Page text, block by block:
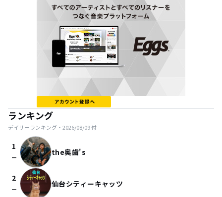
ランキング
デイリーランキング・ 2026/08/09付
1
check_indeterminate_small the奥歯's
2
check_indeterminate_small 仙台シティーキャッツ